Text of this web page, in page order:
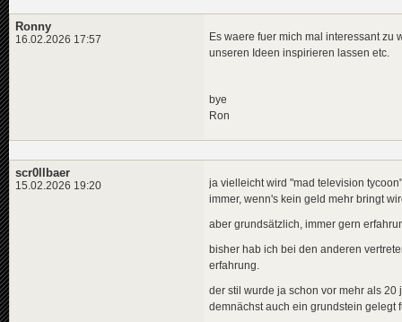
Ronny
16.02.2026 17:57
Es waere fuer mich mal interessant zu
unseren Ideen inspirieren lassen etc.
bye
Ron
scr0llbaer
15.02.2026 19:20
ja vielleicht wird "mad television
immer, wenn's kein geld mehr bringt
aber grundsätzlich, immer gern
bisher hab ich bei den anderen
erfahrung.
der stil wurde ja schon vor mehr als
demnächst auch ein grundstein